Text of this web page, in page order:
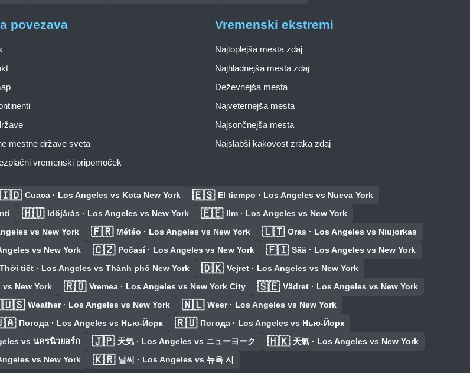
povezava
mestne države sveta
vremenski pripomoček
Vremenski ekstremi
Najtoplejša mesta zdaj
Najhladnejša mesta zdaj
Deževnejša mesta
Najveternejša mesta
Najsončnejša mesta
Najslabši kakovost zraka zdaj
🇮🇩 Cuaca · Los Angeles vs Kota New York 🇪🇸 El tiempo · Los Angeles vs Nueva York
🇭🇺 Időjárás · Los Angeles vs New York 🇪🇪 Ilm · Los Angeles vs New York
vs New York 🇫🇷 Météo · Los Angeles vs New York 🇱🇹 Oras · Los Angeles vs Niujorkas
vs New York 🇨🇿 Počasí · Los Angeles vs New York 🇫🇮 Sää · Los Angeles vs New York
Thời tiết · Los Angeles vs Thành phố New York 🇩🇰 Vejret · Los Angeles vs New York
vs New York 🇷🇴 Vremea · Los Angeles vs New York City 🇸🇪 Vädret · Los Angeles vs New York
Weather · Los Angeles vs New York 🇳🇱 Weer · Los Angeles vs New York
Погода · Los Angeles vs Нью-Йорк 🇷🇺 Погода · Los Angeles vs Нью-Йорк
vs นครนิวยอร์ก 🇯🇵 天気 · Los Angeles vs ニューヨーク 🇭🇰 天氣 · Los Angeles vs New York
vs New York 🇰🇷 날씨 · Los Angeles vs 뉴욕 시